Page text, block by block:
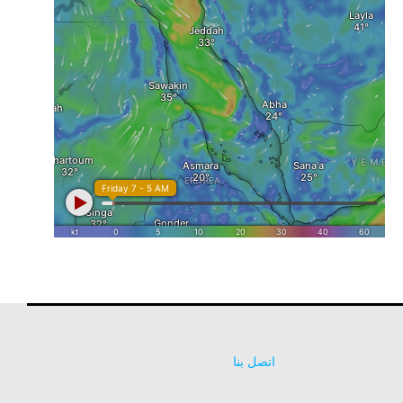
اتصل بنا